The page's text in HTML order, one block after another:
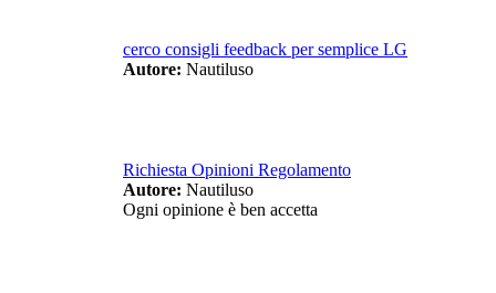
cerco consigli feedback per semplice LG
Autore: Nautiluso
Richiesta Opinioni Regolamento
Autore: Nautiluso
Ogni opinione è ben accetta